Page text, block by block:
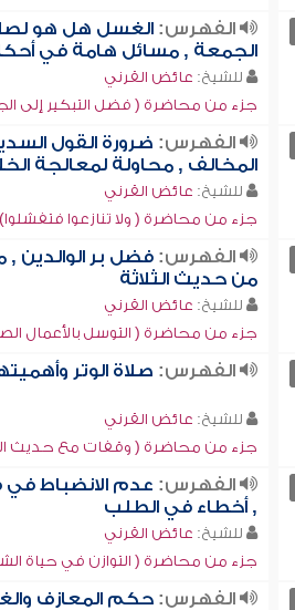
الفهرس: الغسل هل هو
الجمعة , مسائل هامة في
للشيخ: عائض القرني
جزء من محاضرة ( فضل التبكير إلى
الفهرس: ضرورة القول
المخالف , محاولة لمعالجة
للشيخ: عائض القرني
جزء من محاضرة ( ولا تنازعوا فتفشلوا)
الفهرس: فضل بر الوالدين
من حديث الثلاثة
للشيخ: عائض القرني
جزء من محاضرة ( التوسل بالأعمال
الفهرس: صلاة الوتر
للشيخ: عائض القرني
جزء من محاضرة ( وقفات مع حديث
الفهرس: عدم الانضباط
, أخطاء في الطلب
للشيخ: عائض القرني
جزء من محاضرة ( التوازن في حياة
الفهرس: حكم المعازف